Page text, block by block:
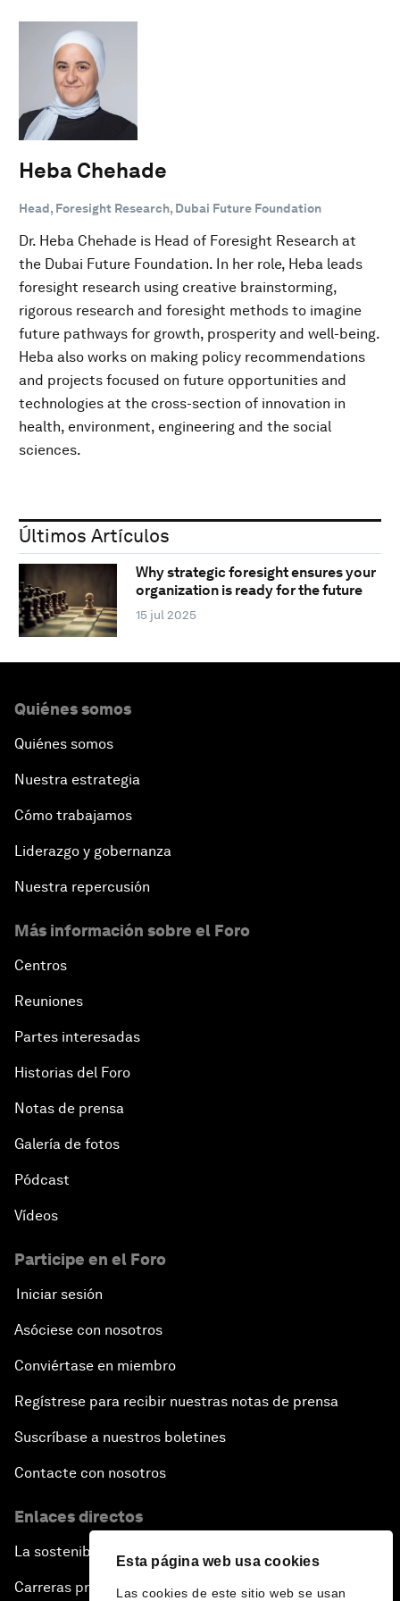
Esta página web usa cookies
Las cookies de este sitio web se usan
Heba Chehade
Head, Foresight Research, Dubai Future Foundation
Dr. Heba Chehade is Head of Foresight Research at
the Dubai Future Foundation. In her role, Heba leads
foresight research using creative brainstorming,
rigorous research and foresight methods to imagine
future pathways for growth, prosperity and well-being.
Heba also works on making policy recommendations
and projects focused on future opportunities and
technologies at the cross-section of innovation in
health, environment, engineering and the social
sciences.
Últimos Artículos
Why strategic foresight ensures your
organization is ready for the future
15 jul 2025
Quiénes somos
Quiénes somos
Nuestra estrategia
Cómo trabajamos
Liderazgo y gobernanza
Nuestra repercusión
Más información sobre el Foro
Centros
Reuniones
Partes interesadas
Historias del Foro
Notas de prensa
Galería de fotos
Pódcast
Vídeos
Participe en el Foro
Iniciar sesión
Asóciese con nosotros
Conviértase en miembro
Regístrese para recibir nuestras notas de prensa
Suscríbase a nuestros boletines
Contacte con nosotros
Enlaces directos
La sostenibilidad en el Foro
Carreras profesionales